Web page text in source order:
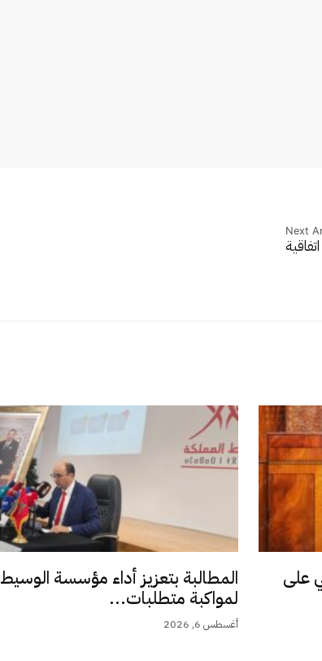
Next
يبقي على المطالبة بتعزيز أداء مؤسسة الوسيط
لمواكبة متطلبات...
أغسطس 6, 2026